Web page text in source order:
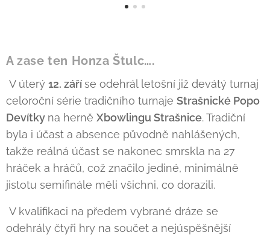
A zase ten Honza Štulc….
V úterý 12. záříse odehrál letošní již devátý turnaj
celoroční série tradičního turnaje Strašnické Popo
Devítky na herně Xbowlingu Strašnice. Tradiční
byla i účast a absence původně nahlášených,
takže reálná účast se nakonec smrskla na 27
hráček a hráčů, což značilo jediné, minimálně
jistotu semifinále měli všichni, co dorazili.
V kvalifikaci na předem vybrané dráze se
odehrály čtyři hry na součet a nejúspěšnější